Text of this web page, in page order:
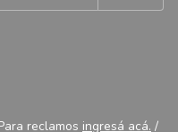
reclamos ingresá acá. /